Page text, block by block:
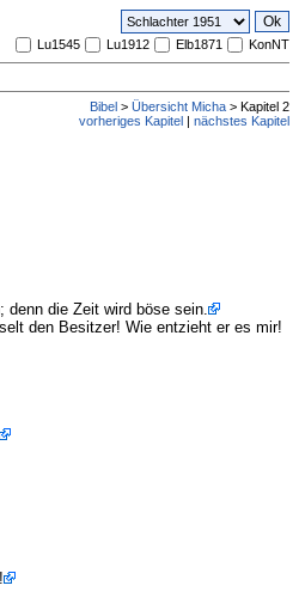
Lu1545 Lu1912 Elb1871 KonNT
Bibel > Übersicht Micha > Kapitel 2
vorheriges Kapitel | nächstes Kapitel
denn die Zeit wird böse sein.
den Besitzer! Wie entzieht er es mir!